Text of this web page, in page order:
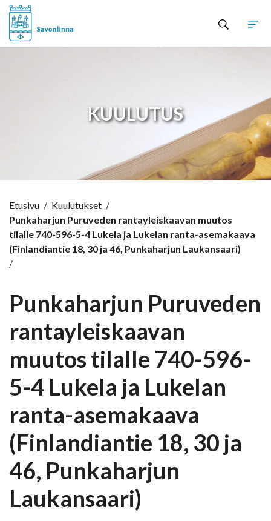
KUULUTUS
Etusivu / Kuulutukset /
Punkaharjun Puruveden rantayleiskaavan muutos
tilalle 740-596-5-4 Lukela ja Lukelan ranta-asemakaava
(Finlandiantie 18, 30 ja 46, Punkaharjun Laukansaari)
/
Punkaharjun Puruveden
rantayleiskaavan
muutos tilalle 740-596-
5-4 Lukela ja Lukelan
ranta-asemakaava
(Finlandiantie 18, 30 ja
46, Punkaharjun
Laukansaari)